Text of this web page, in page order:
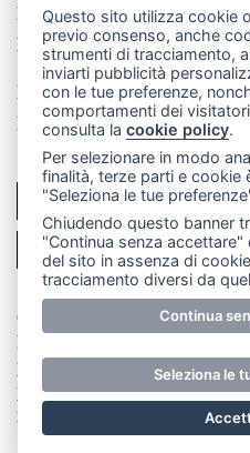
La redazione
CasateOnline
Made by VIP
Privacy policy
Cookie
Rivedi le tue scelte sui
PER LA
© Copyright Merateonline
E' proibita la riproduzione
parziale di testi, articoli e
preventiva autorizzazione
numero Rea LC 291.277 -
Questo sito utilizza cookie
previo consenso, anche
strumenti di tracciamento,
inviarti pubblicità
con le tue preferenze,
comportamenti dei
consulta lacookie policy.
Per selezionare in modo
finalità, terze parti e cookie
"Seleziona le tue
Chiudendo questo banner
"Continua senza accettare"
del sito in assenza di
tracciamento diversi da
Continua
Seleziona le